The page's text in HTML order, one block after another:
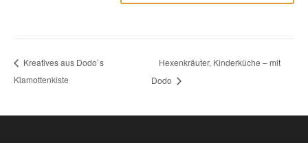
Kreatives aus Dodo`s
Klamottenkiste
Hexenkräuter, Kinderküche – mit
Dodo